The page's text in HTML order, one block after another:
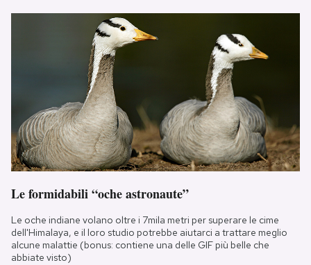
Le formidabili “oche astronaute”
Le oche indiane volano oltre i 7mila metri per superare le cime
dell'Himalaya, e il loro studio potrebbe aiutarci a trattare meglio
alcune malattie (bonus: contiene una delle GIF più belle che
abbiate visto)